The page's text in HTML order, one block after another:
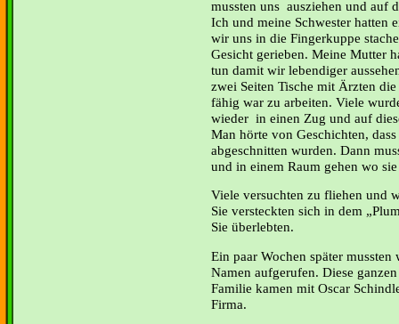
mussten uns ausziehen und auf
Ich und meine Schwester hatten
wir uns in die Fingerkuppe
Gesicht gerieben. Meine Mutter
tun damit wir lebendiger
zwei Seiten Tische mit Ärzten
fähig war zu arbeiten. Viele
wieder in einen Zug und auf
Man hörte von Geschichten,
abgeschnitten wurden. Dann
und in einem Raum gehen wo
Viele versuchten zu fliehen und
Sie versteckten sich in dem
Sie überlebten.
Ein paar Wochen später
Namen aufgerufen. Diese
Familie kamen mit Oscar
Firma.